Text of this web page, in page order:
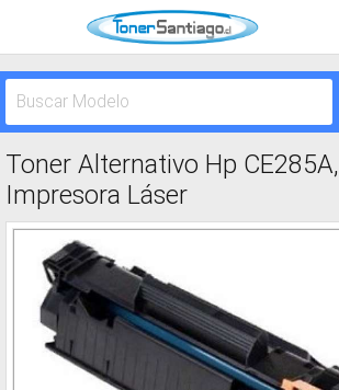
Toner Alternativo Hp
Impresora Láser